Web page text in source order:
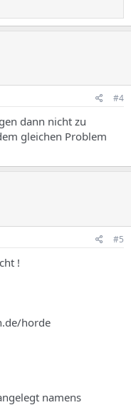
#4
dann nicht zu
gleichen Problem
#5
!
horde
namens